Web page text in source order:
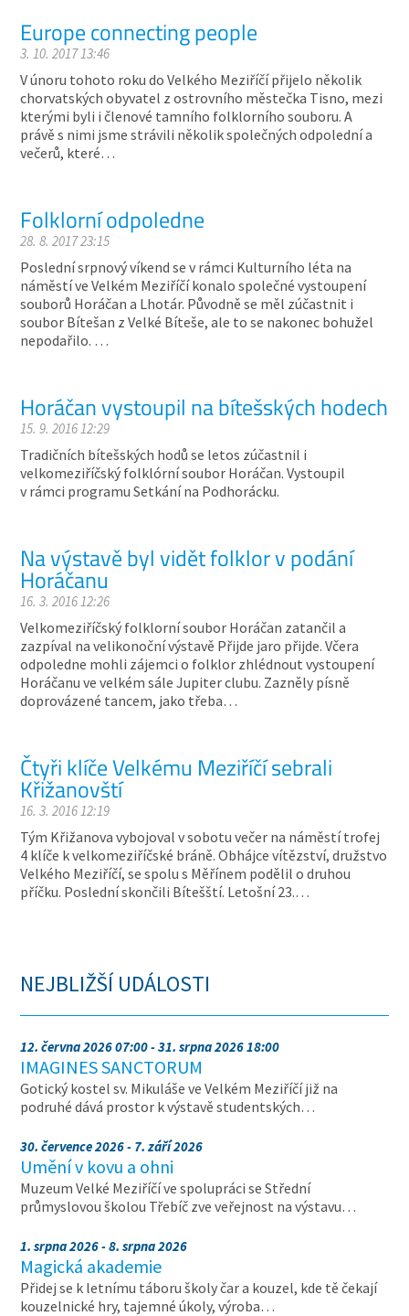
Europe connecting people
3. 10. 2017 13:46
V únoru tohoto roku do Velkého Meziříčí přijelo několik
chorvatských obyvatel z ostrovního městečka Tisno, mezi
kterými byli i členové tamního folklorního souboru. A
právě s nimi jsme strávili několik společných odpolední a
večerů, které…
Folklorní odpoledne
28. 8. 2017 23:15
Poslední srpnový víkend se v rámci Kulturního léta na
náměstí ve Velkém Meziříčí konalo společné vystoupení
souborů Horáčan a Lhotár. Původně se měl zúčastnit i
soubor Bítešan z Velké Bíteše, ale to se nakonec bohužel
nepodařilo. …
Horáčan vystoupil na bítešských hodech
15. 9. 2016 12:29
Tradičních bítešských hodů se letos zúčastnil i
velkomeziříčský folklórní soubor Horáčan. Vystoupil
v rámci programu Setkání na Podhorácku.
Na výstavě byl vidět folklor v podání
Horáčanu
16. 3. 2016 12:26
Velkomeziříčský folklorní soubor Horáčan zatančil a
zazpíval na velikonoční výstavě Přijde jaro přijde. Včera
odpoledne mohli zájemci o folklor zhlédnout vystoupení
Horáčanu ve velkém sále Jupiter clubu. Zazněly písně
doprovázené tancem, jako třeba…
Čtyři klíče Velkému Meziříčí sebrali
Křižanovští
16. 3. 2016 12:19
Tým Křižanova vybojoval v sobotu večer na náměstí trofej
4 klíče k velkomeziříčské bráně. Obhájce vítězství, družstvo
Velkého Meziříčí, se spolu s Měřínem podělil o druhou
příčku. Poslední skončili Bítešští. Letošní 23.…
NEJBLIŽŠÍ UDÁLOSTI
12. června 2026 07:00 - 31. srpna 2026 18:00
IMAGINES SANCTORUM
Gotický kostel sv. Mikuláše ve Velkém Meziříčí již na
podruhé dává prostor k výstavě studentských…
30. července 2026 - 7. září 2026
Umění v kovu a ohni
Muzeum Velké Meziříčí ve spolupráci se Střední
průmyslovou školou Třebíč zve veřejnost na výstavu…
1. srpna 2026 - 8. srpna 2026
Magická akademie
Přidej se k letnímu táboru školy čar a kouzel, kde tě čekají
kouzelnické hry, tajemné úkoly, výroba…